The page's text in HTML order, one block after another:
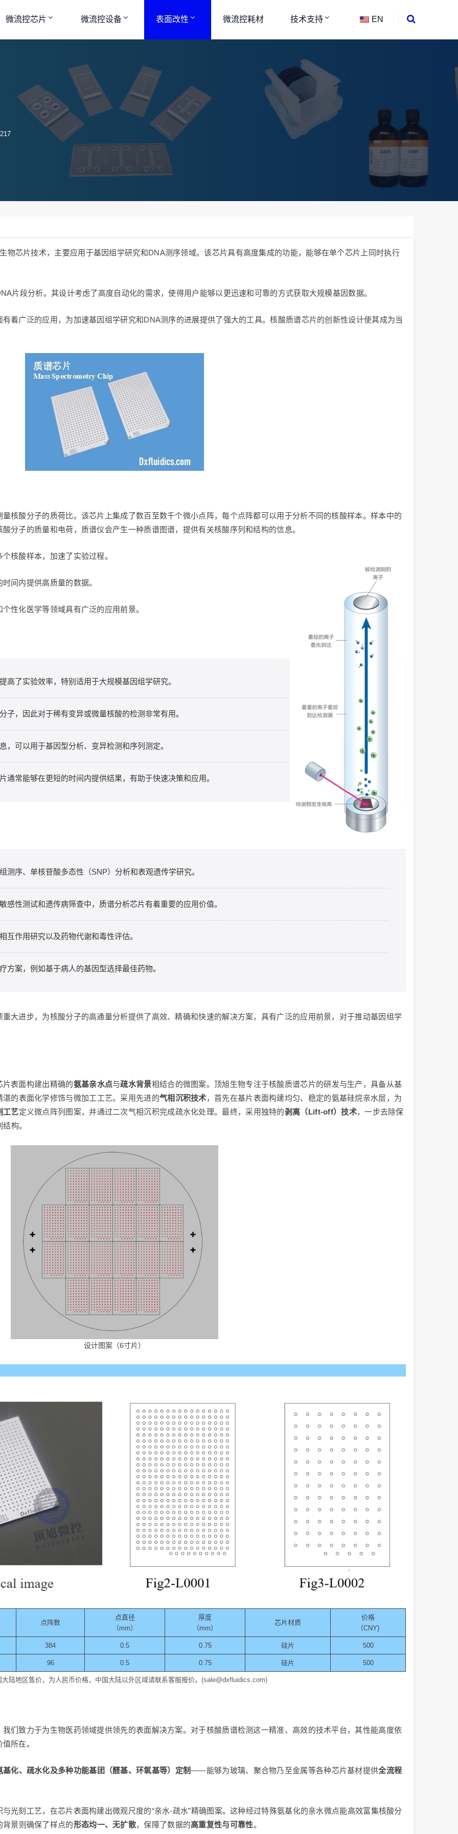
微流控芯片 微流控设备 表面改性 微流控耗材 技术支持 EN
物芯片技术，主要应用于基因组学研究和DNA测序领域。该芯片具有高度集成的功能，能够在单个芯片上同时执行
片段分析。其设计考虑了高度自动化的需求，使得用户能够以更迅速和可靠的方式获取大规模基因数据。
着广泛的应用，为加速基因组学研究和DNA测序的进展提供了强大的工具。核酸质谱芯片的创新性设计使其成为当
核酸分子的质荷比。该芯片上集成了数百至数千个微小点阵，每个点阵都可以用于分析不同的核酸样本。样本中的
分子的质量和电荷，质谱仪会产生一种质谱图谱，提供有关核酸序列和结构的信息。
核酸样本，加速了实验过程。
间内提供高质量的数据。
性化医学等领域具有广泛的应用前景。
了实验效率，特别适用于大规模基因组学研究。
，因此对于稀有变异或微量核酸的检测非常有用。
可以用于基因型分析、变异检测和序列测定。
常能够在更短的时间内提供结果，有助于快速决策和应用。
序、单核苷酸多态性（SNP）分析和表观遗传学研究。
感性测试和遗传病筛查中，质谱分析芯片有着重要的应用价值。
互作用研究以及药物代谢和毒性评估。
案，例如基于病人的基因型选择最佳药物。
大进步，为核酸分子的高通量分析提供了高效、精确和快速的解决方案，具有广泛的应用前景，对于推动基因组学
表面构建出精确的氨基亲水点与疏水背景相结合的微图案。顶旭生物专注于核酸质谱芯片的研发与生产，具备从基
湛的表面化学修饰与微加工工艺。采用先进的气相沉积技术，首先在基片表面构建均匀、稳定的氨基硅烷亲水层，为
工艺定义微点阵列图案，并通过二次气相沉积完成疏水化处理。最终，采用独特的剥离（Lift-off）技术，一步去除保
构。
设计图案（6寸片）
点阵数
点直径
（mm）
厚度
（mm）
芯片材质
价格
（CNY)
384 0.5 0.75 硅片 500
96 0.5 0.75 硅片 500
大陆地区售价，为人民币价格，中国大陆以外区域请联系客服报价。(sale@dxfluidics.com)
们致力于为生物医药领域提供领先的表面解决方案。对于核酸质谱检测这一精准、高效的技术平台，其性能高度依
所在。
基化、疏水化及多种功能基团（醛基、环氧基等）定制——能够为玻璃、聚合物乃至金属等各种芯片基材提供全流程
光刻工艺，在芯片表面构建出微观尺度的“亲水-疏水”精确图案。这种经过特殊氨基化的亲水微点能高效富集核酸分
背景则确保了样点的形态均一、无扩散，保障了数据的高重复性与可靠性。